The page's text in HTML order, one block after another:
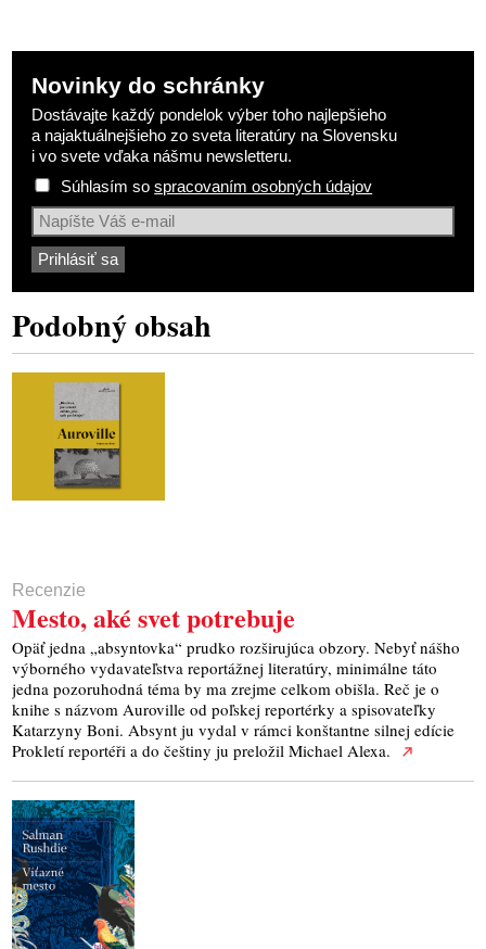
Novinky do schránky
Dostávajte každý pondelok výber toho najlepšieho
a najaktuálnejšieho zo sveta literatúry na Slovensku
i vo svete vďaka nášmu newsletteru.
Súhlasím sospracovaním osobných údajov
Podobný obsah
Recenzie
Mesto, aké svet potrebuje
Opäť jedna „absyntovka“ prudko rozširujúca obzory. Nebyť nášho
výborného vydavateľstva reportážnej literatúry, minimálne táto
jedna pozoruhodná téma by ma zrejme celkom obišla. Reč je o
knihe s názvom Auroville od poľskej reportérky a spisovateľky
Katarzyny Boni. Absynt ju vydal v rámci konštantne silnej edície
Prokletí reportéři a do češtiny ju preložil Michael Alexa.